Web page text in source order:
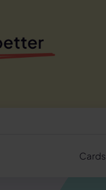
Cards